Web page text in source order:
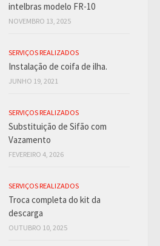
intelbras modelo FR-10
NOVEMBRO 13, 2025
SERVIÇOS REALIZADOS
Instalação de coifa de ilha.
JUNHO 19, 2021
SERVIÇOS REALIZADOS
Substituição de Sifão com
Vazamento
FEVEREIRO 4, 2026
SERVIÇOS REALIZADOS
Troca completa do kit da
descarga
OUTUBRO 10, 2025